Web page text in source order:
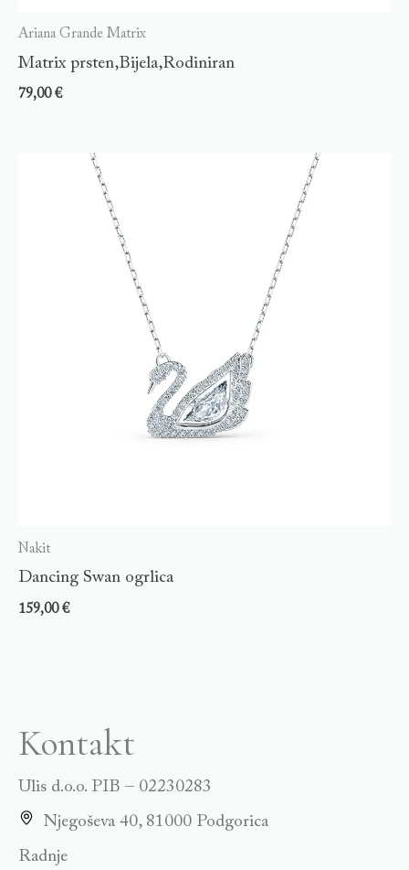
Ariana Grande Matrix
Matrix prsten,Bijela,Rodiniran
79,00€
Nakit
Dancing Swan ogrlica
159,00€
Kontakt
Ulis d.o.o. PIB – 02230283
Njegoševa 40, 81000 Podgorica
Radnje